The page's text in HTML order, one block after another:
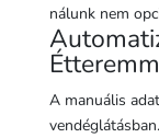
nálunk nem
A manuális